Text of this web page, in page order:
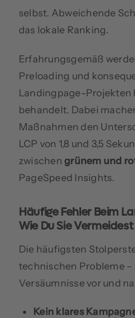
selbst. Abweichende
das lokale Ranking.
Erfahrungsgemäß
Preloading und
Landingpage-Projekten
behandelt. Dabei
Maßnahmen den
LCP von 1,8 und 3,5
zwischengrünem und
PageSpeed Insights.
Häufige Fehler Beim
Wie Du Sie Vermeidest
Die häufigsten
technischen Probleme
Versäumnisse vor und
Kein klares